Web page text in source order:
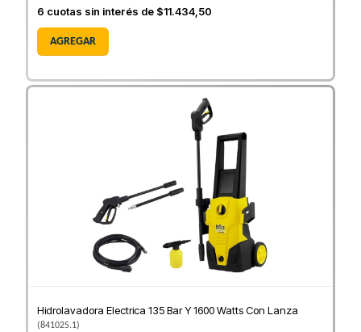
6 cuotas sin interés de $11.434,50
AGREGAR
Hidrolavadora Electrica 135 Bar Y 1600 Watts Con Lanza
(841025.1)